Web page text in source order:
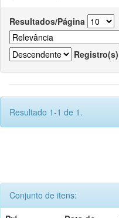
Resultados/Página
Registro(s)
Resultado 1-1 de 1.
Conjunto de itens: